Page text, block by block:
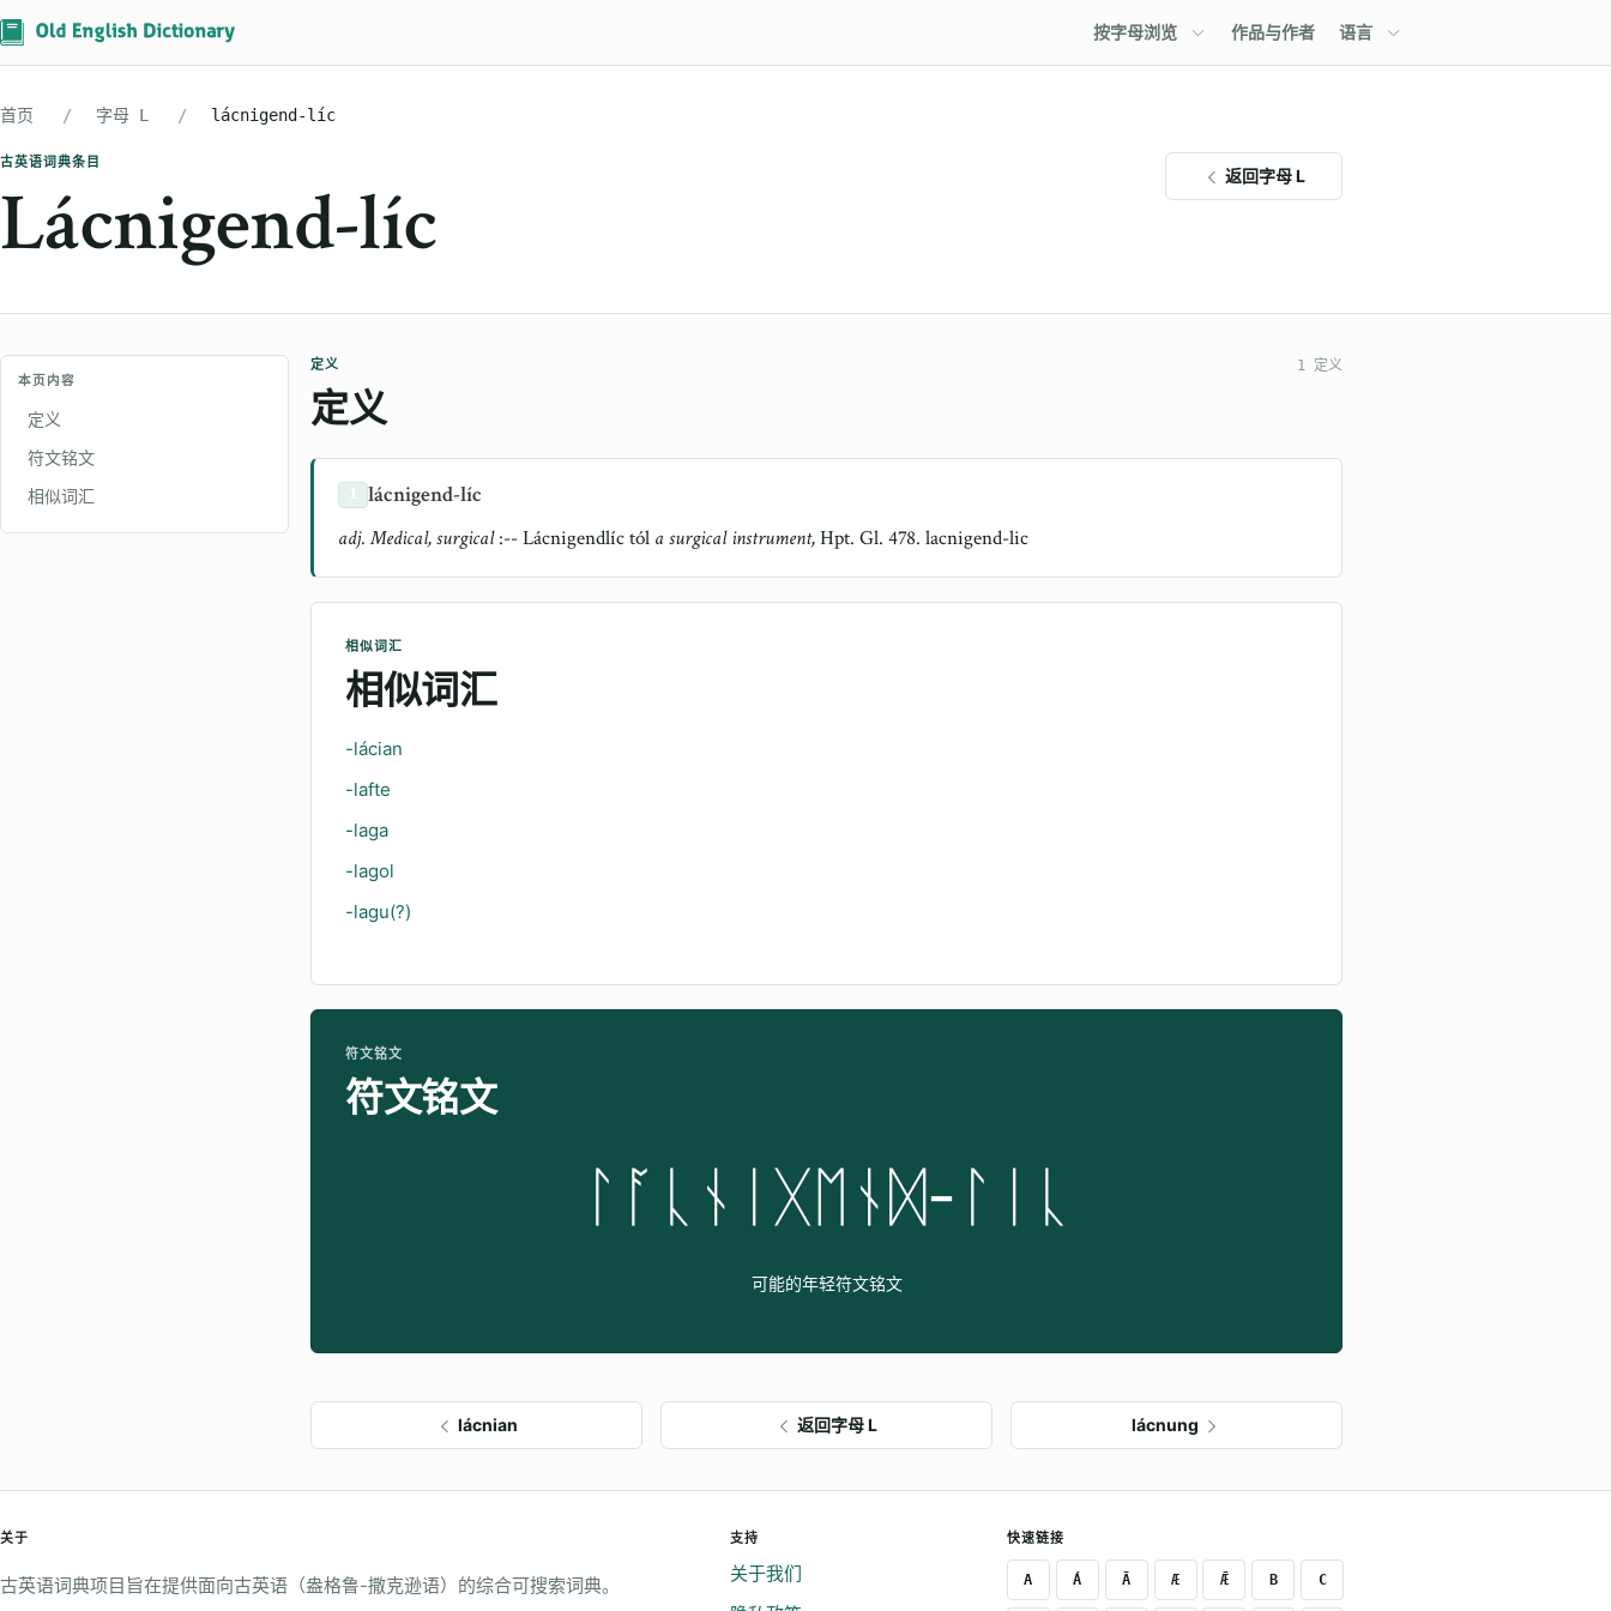
按字母浏览 作品与作者 语言
首页 字母 L lácnigend-líc
古英语词典条目
Lácnigend-líc 返回字母 L
本页内容
定义
符文铭文
相似词汇
定义
定义
1 定义
lácnigend-líc
adj. Medical, surgical:-- Lácnigendlíc tól a surgical instrument,Hpt. Gl. 478. lacnigend-lic
相似词汇
相似词汇
-lácian
-lafte
-laga
-lagol
-lagu(?)
符文铭文
符文铭文
ᛚᚪᚳᚾᛁᚷᛖᚾᛞ-ᛚᛁᚳ
可能的年轻符文铭文
lácnian 返回字母 L lácnung
关于
古英语词典项目旨在提供面向古英语（盎格鲁-撒克逊语）的综合可搜索词典。
支持
关于我们
快速链接
A Á Ā Æ Ǣ B C